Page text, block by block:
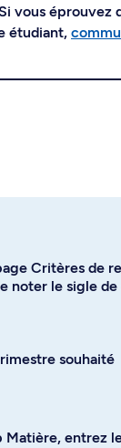
vous éprouvez
étudiant,
Critères de
noter le sigle de
souhaité
Matière, entrez